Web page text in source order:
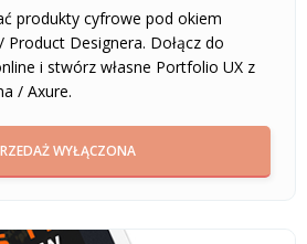
produkty cyfrowe pod okiem
Designera. Dołącz do
i stwórz własne Portfolio UX z
/ Axure.
WYŁĄCZONA